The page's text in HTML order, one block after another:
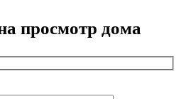
просмотр дома